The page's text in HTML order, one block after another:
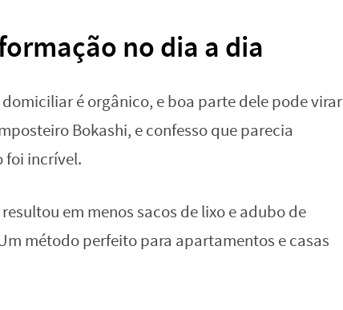
no dia a dia
é orgânico, e boa parte dele pode virar
Bokashi, e confesso que parecia
foi incrível.
em menos sacos de lixo e adubo de
método perfeito para apartamentos e casas